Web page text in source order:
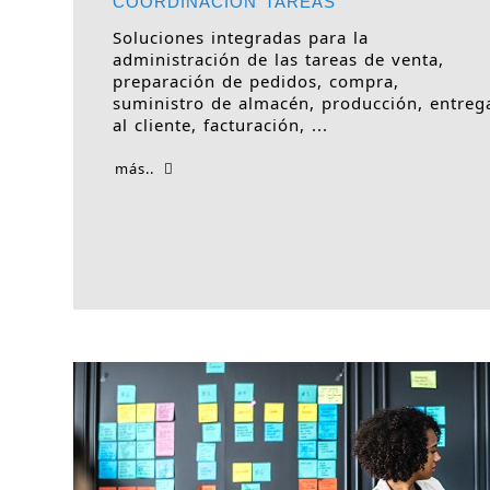
Soluciones integradas para la
administración de las tareas de venta,
preparación de pedidos, compra,
suministro de almacén, producción,
al cliente, facturación, ...
más..